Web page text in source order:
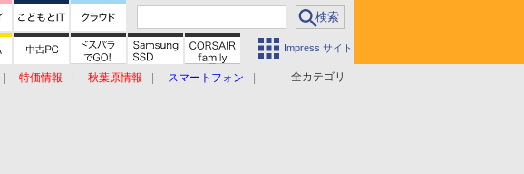
Impress サイト
全カテゴリ
特価情報 秋葉原情報
スマートフォン